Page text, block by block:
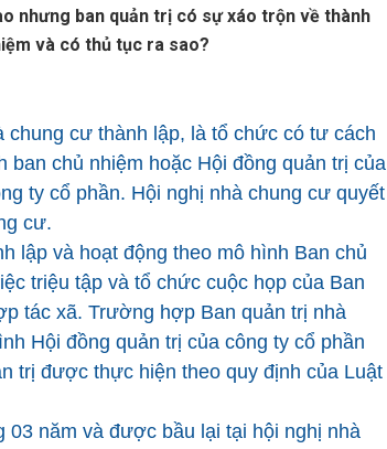
nhưng ban quản trị có sự xáo trộn về thành
và có thủ tục ra sao?
cư thành lập, là tổ chức có tư cách
chủ nhiệm hoặc Hội đồng quản trị của
ty cổ phần. Hội nghị nhà chung cư quyết
cư.
lập và hoạt động theo mô hình Ban chủ
triệu tập và tổ chức cuộc họp của Ban
tác xã. Trường hợp Ban quản trị nhà
Hội đồng quản trị của công ty cổ phần
trị được thực hiện theo quy định của Luật
năm và được bầu lại tại hội nghị nhà